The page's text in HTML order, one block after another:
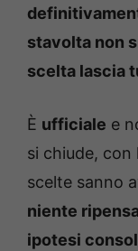
stavolta non
scelta lascia
È ufficiale e
si chiude,
scelte sanno
niente
ipotesi